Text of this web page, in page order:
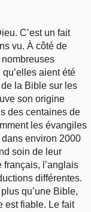
C’est un fait
vu. À côté de
nombreuses
aient été
de la Bible sur les
son origine
des centaines de
les évangiles
environ 2000
soin de leur
l’anglais
différentes.
qu’une Bible,
est fiable. Le fait